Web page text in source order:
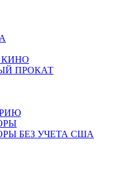
КИНО
ПРОКАТ
БЕЗ УЧЕТА США